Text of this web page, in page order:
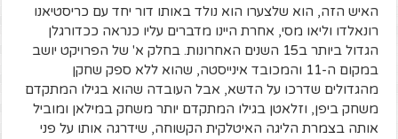
האיש הזה, הוא שלצערו הוא נולד באותו דור יחד עם כריסטיאנו
רונאלדו וליאו מסי, אחרת היינו מדברים עליו כנראה ככדורגלן
הגדול ביותר ב15 השנים האחרונות. בחלק א' של הפרויקט יושב
במקום ה-11 והמכובד אינייסטה, שהוא ללא ספק שחקן
מהגדולים שדרכו על הדשא, אבל העובדה שהוא בגילו המתקדם
משחק ביפן, וזלאטן בגילו המתקדם יותר משחק במילאן ומוביל
אותה בצמרת הליגה האיטלקית הקשוחה, שידרגה אותו על פני